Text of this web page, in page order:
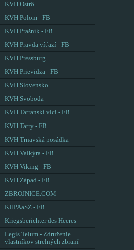
KVH Ostrô
KVH Polom - FB
KVH Prašník - FB
KVH Pravda víťazí - FB
KVH Pressburg
KVH Prievidza - FB
KVH Slovensko
KVH Svoboda
KVH Tatranskí vlci - FB
KVH Tatry - FB
KVH Trnavská posádka
KVH Valkýra - FB
KVH Viking - FB
KVH Západ - FB
ZBROJNICE.COM
KHPAaSZ - FB
Kriegsberichter des Heeres
Legis Telum - Združenie
vlastníkov strelných zbraní